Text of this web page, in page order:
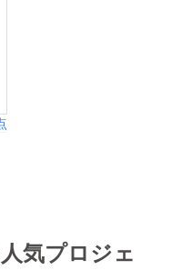
気プロジェ